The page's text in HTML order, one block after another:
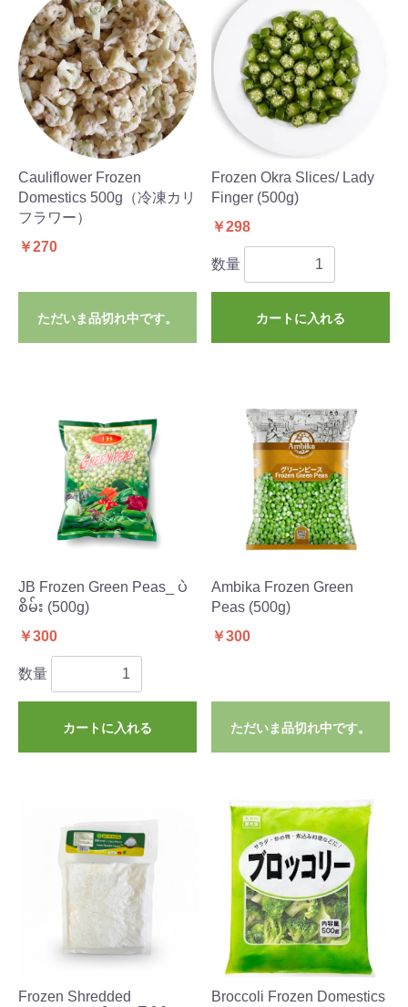
Cauliflower Frozen
Domestics 500g（冷凍カリ
フラワー）
￥270
ただいま品切れ中です。
Frozen Okra Slices/ Lady
Finger (500g)
￥298
数量
カートに入れる
JB Frozen Green Peas_ ပဲ
စိမ်း (500g)
￥300
数量
カートに入れる
Ambika Frozen Green
Peas (500g)
￥300
ただいま品切れ中です。
Frozen Shredded
Broccoli Frozen Domestics